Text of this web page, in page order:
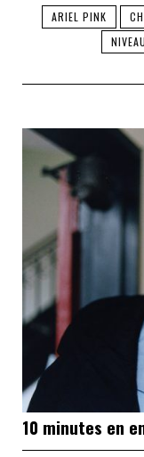
ARIEL PINK
10 minutes en